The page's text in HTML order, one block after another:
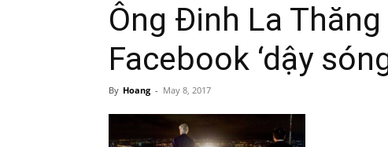
Ông Đinh La
Facebook ‘dậy
By Hoang - May 8, 2017